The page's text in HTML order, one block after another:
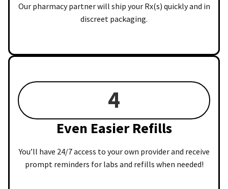
Our pharmacy partner will ship your Rx(s) quickly and in
discreet packaging.
4
Even Easier Refills
You’ll have 24/7 access to your own provider and receive
prompt reminders for labs and refills when needed!